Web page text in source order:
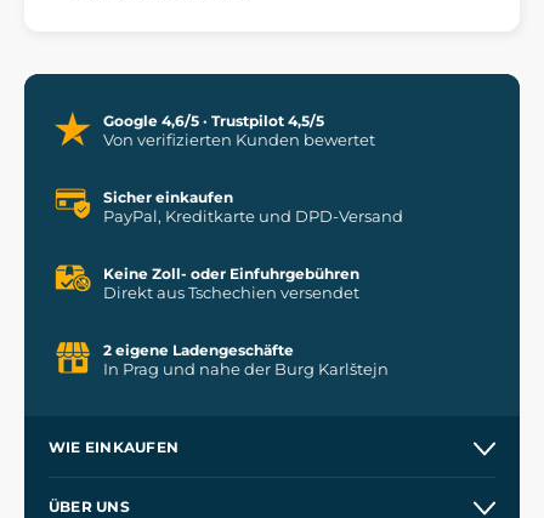
Google 4,6/5 · Trustpilot 4,5/5
Von verifizierten Kunden bewertet
Sicher einkaufen
PayPal, Kreditkarte und DPD-Versand
Keine Zoll- oder Einfuhrgebühren
Direkt aus Tschechien versendet
2 eigene Ladengeschäfte
In Prag und nahe der Burg Karlštejn
WIE EINKAUFEN
ÜBER UNS